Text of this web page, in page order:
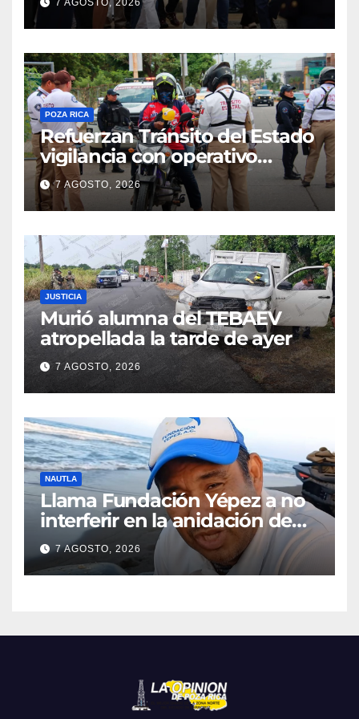
POZA RICA
Refuerzan Tránsito del Estado
vigilancia con operativo
sorpresa
7 AGOSTO, 2026
JUSTICIA
Murió alumna del TEBAEV
atropellada la tarde de ayer
7 AGOSTO, 2026
NAUTLA
Llama Fundación Yépez a no
interferir en la anidación de
tortugas
7 AGOSTO, 2026